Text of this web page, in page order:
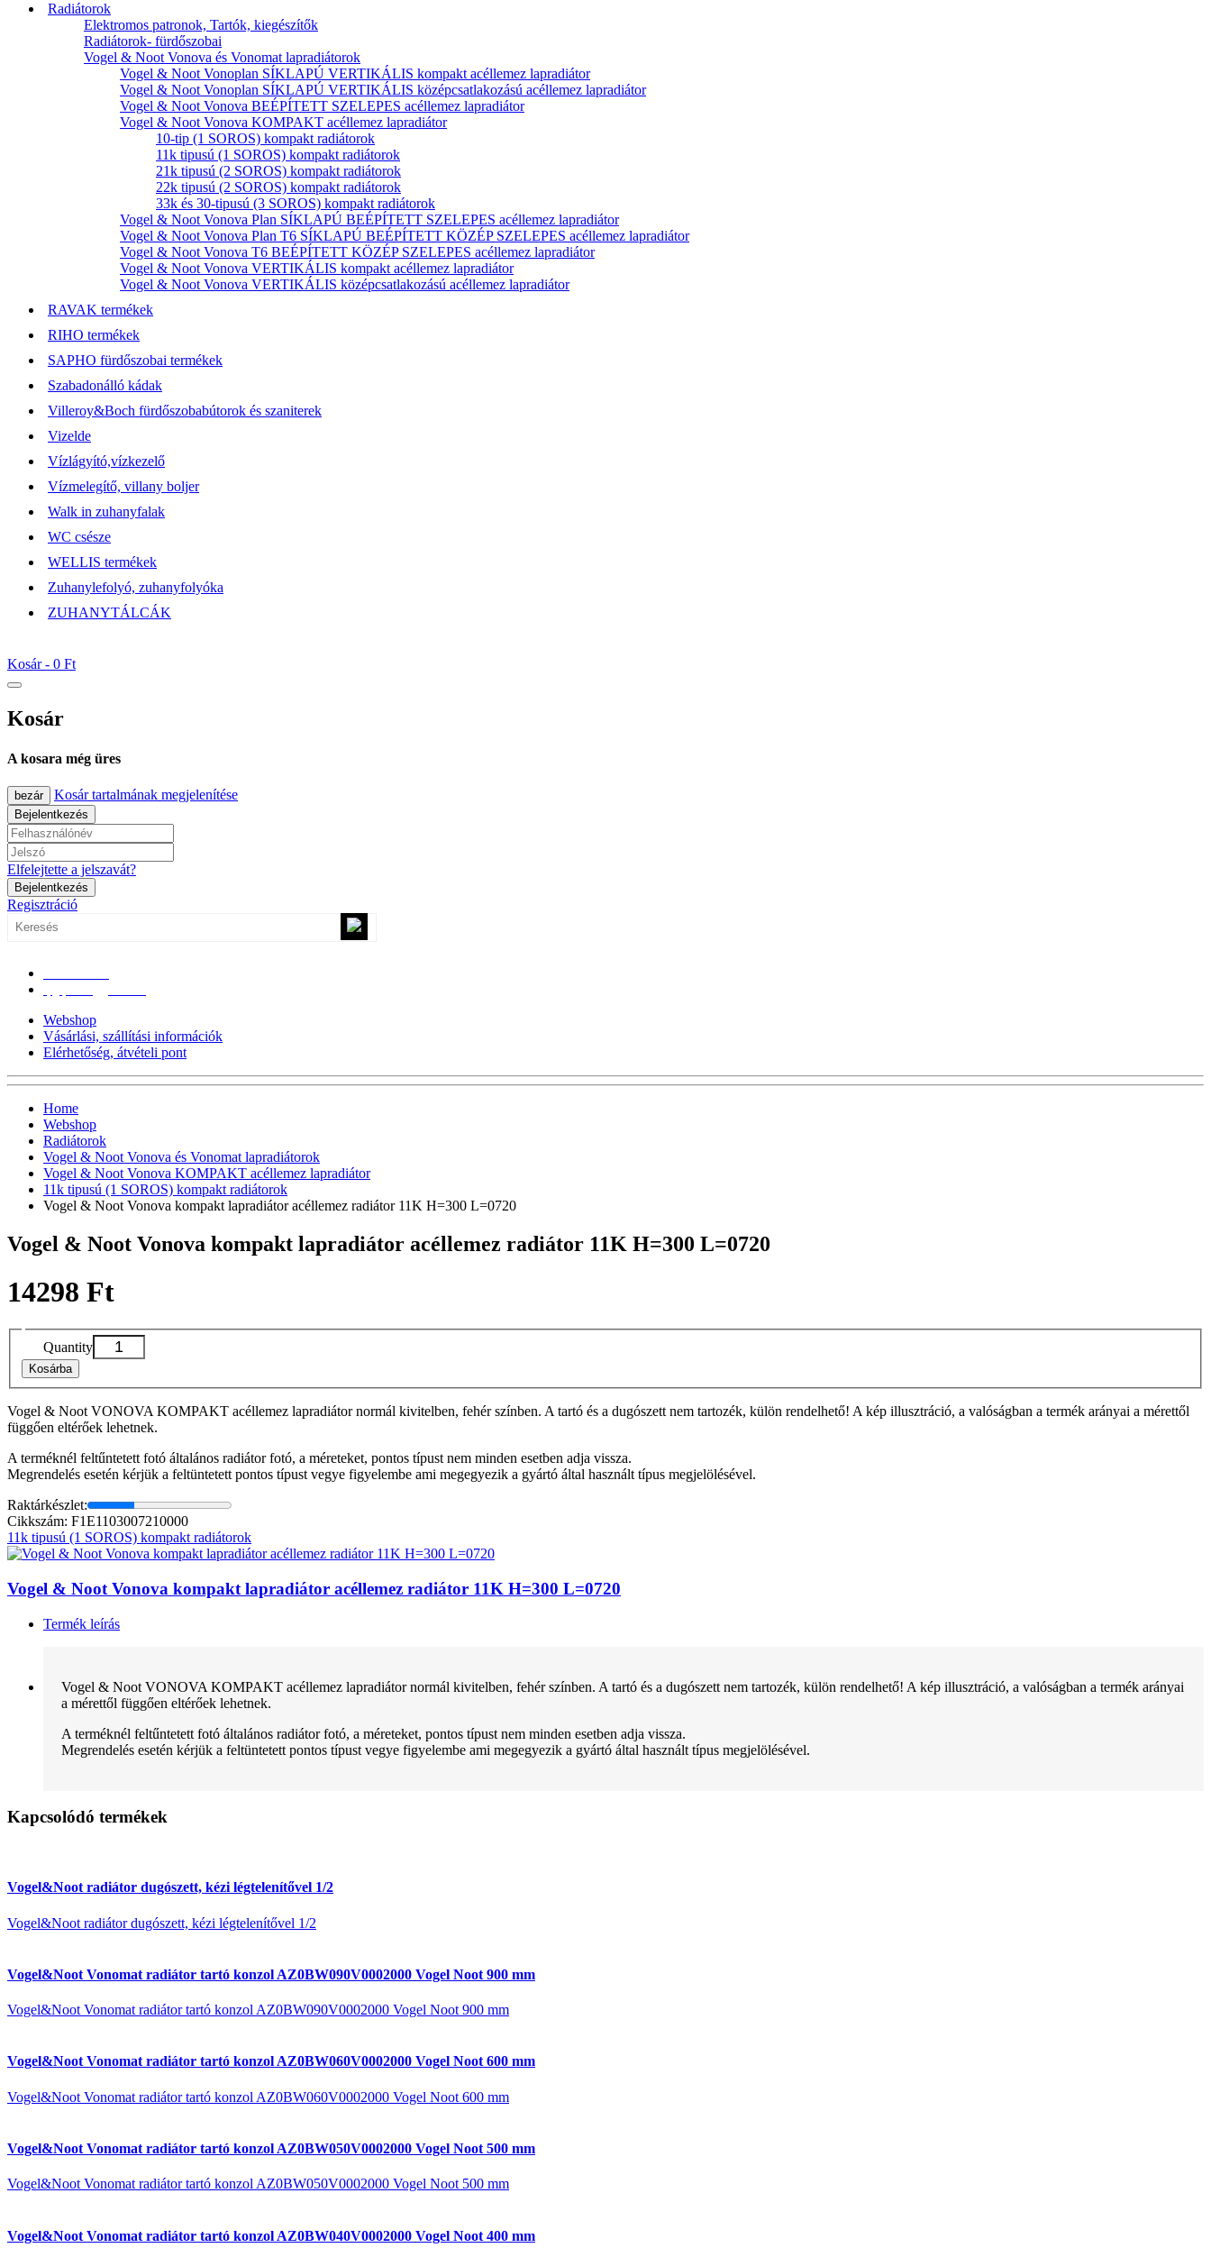
Radiátorok
Elektromos patronok, Tartók, kiegészítők
Radiátorok- fürdőszobai
Vogel & Noot Vonova és Vonomat lapradiátorok
Vogel & Noot Vonoplan SÍKLAPÚ VERTIKÁLIS kompakt acéllemez lapradiátor
Vogel & Noot Vonoplan SÍKLAPÚ VERTIKÁLIS középcsatlakozású acéllemez lapradiátor
Vogel & Noot Vonova BEÉPÍTETT SZELEPES acéllemez lapradiátor
Vogel & Noot Vonova KOMPAKT acéllemez lapradiátor
10-tip (1 SOROS) kompakt radiátorok
11k tipusú (1 SOROS) kompakt radiátorok
21k tipusú (2 SOROS) kompakt radiátorok
22k tipusú (2 SOROS) kompakt radiátorok
33k és 30-tipusú (3 SOROS) kompakt radiátorok
Vogel & Noot Vonova Plan SÍKLAPÚ BEÉPÍTETT SZELEPES acéllemez lapradiátor
Vogel & Noot Vonova Plan T6 SÍKLAPÚ BEÉPÍTETT KÖZÉP SZELEPES acéllemez lapradiátor
Vogel & Noot Vonova T6 BEÉPÍTETT KÖZÉP SZELEPES acéllemez lapradiátor
Vogel & Noot Vonova VERTIKÁLIS kompakt acéllemez lapradiátor
Vogel & Noot Vonova VERTIKÁLIS középcsatlakozású acéllemez lapradiátor
RAVAK termékek
RIHO termékek
SAPHO fürdőszobai termékek
Szabadonálló kádak
Villeroy&Boch fürdőszobabútorok és szaniterek
Vizelde
Vízlágyító,vízkezelő
Vízmelegítő, villany boljer
Walk in zuhanyfalak
WC csésze
WELLIS termékek
Zuhanylefolyó, zuhanyfolyóka
ZUHANYTÁLCÁK
Kosár - 0 Ft
Kosár
A kosara még üres
bezár Kosár tartalmának megjelenítése
Bejelentkezés
Elfelejtette a jelszavát?
Bejelentkezés
Regisztráció
Webshop
Vásárlási, szállítási információk
Elérhetőség, átvételi pont
Home
Webshop
Radiátorok
Vogel & Noot Vonova és Vonomat lapradiátorok
Vogel & Noot Vonova KOMPAKT acéllemez lapradiátor
11k tipusú (1 SOROS) kompakt radiátorok
Vogel & Noot Vonova kompakt lapradiátor acéllemez radiátor 11K H=300 L=0720
Vogel & Noot Vonova kompakt lapradiátor acéllemez radiátor 11K H=300 L=0720
14298 Ft
Quantity
Kosárba
Vogel & Noot VONOVA KOMPAKT acéllemez lapradiátor normál kivitelben, fehér színben. A tartó és a dugószett nem tartozék, külön rendelhető! A kép illusztráció, a valóságban a termék arányai a mérettől
függően eltérőek lehetnek.
A terméknél feltűntetett fotó általános radiátor fotó, a méreteket, pontos típust nem minden esetben adja vissza.
Megrendelés esetén kérjük a feltüntetett pontos típust vegye figyelembe ami megegyezik a gyártó által használt típus megjelölésével.
Raktárkészlet:
Cikkszám: F1E1103007210000
11k tipusú (1 SOROS) kompakt radiátorok
Vogel & Noot Vonova kompakt lapradiátor acéllemez radiátor 11K H=300 L=0720
Termék leírás
Vogel & Noot VONOVA KOMPAKT acéllemez lapradiátor normál kivitelben, fehér színben. A tartó és a dugószett nem tartozék, külön rendelhető! A kép illusztráció, a valóságban a termék arányai
a mérettől függően eltérőek lehetnek.
A terméknél feltűntetett fotó általános radiátor fotó, a méreteket, pontos típust nem minden esetben adja vissza.
Megrendelés esetén kérjük a feltüntetett pontos típust vegye figyelembe ami megegyezik a gyártó által használt típus megjelölésével.
Kapcsolódó termékek
Vogel&Noot radiátor dugószett, kézi légtelenítővel 1/2
Vogel&Noot radiátor dugószett, kézi légtelenítővel 1/2
Vogel&Noot Vonomat radiátor tartó konzol AZ0BW090V0002000 Vogel Noot 900 mm
Vogel&Noot Vonomat radiátor tartó konzol AZ0BW090V0002000 Vogel Noot 900 mm
Vogel&Noot Vonomat radiátor tartó konzol AZ0BW060V0002000 Vogel Noot 600 mm
Vogel&Noot Vonomat radiátor tartó konzol AZ0BW060V0002000 Vogel Noot 600 mm
Vogel&Noot Vonomat radiátor tartó konzol AZ0BW050V0002000 Vogel Noot 500 mm
Vogel&Noot Vonomat radiátor tartó konzol AZ0BW050V0002000 Vogel Noot 500 mm
Vogel&Noot Vonomat radiátor tartó konzol AZ0BW040V0002000 Vogel Noot 400 mm